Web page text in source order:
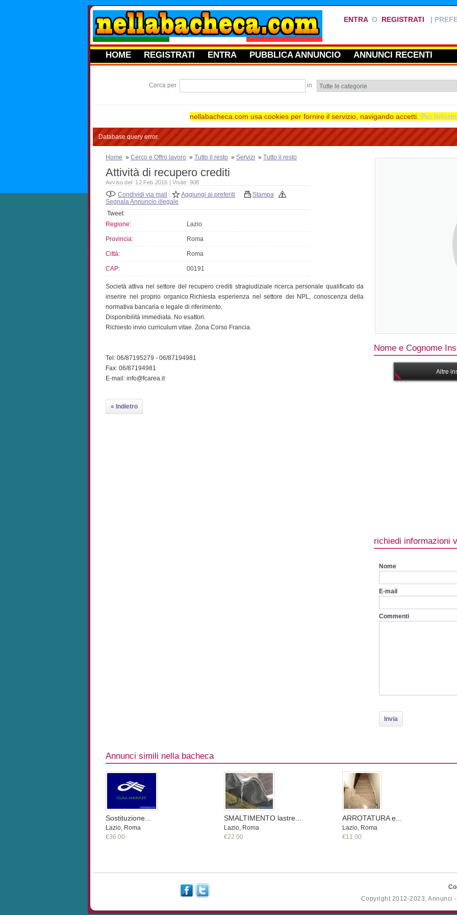
ENTRAO REGISTRATI |
HOME REGISTRATI ENTRA PUBBLICA ANNUNCIO ANNUNCI RECENTI
Cerca per in
nellabacheca.com usa cookies per fornire il servizio, navigando accetti. Per
Database query error.
Home » Cerco e Offro lavoro » Tutto il resto » Servizi » Tutto il resto
Attività di recupero crediti
Avviso del 12 Feb 2016 | Visite: 908
Condividi via mail Aggiungi ai preferiti
Stampa
Segnala Annuncio illegale
Tweet
Regione:
Lazio
Provincia: Roma
Città: Roma
CAP: 00191
Società attiva nel settore del recupero crediti stragiudiziale ricerca personale qualificato da
inserire nel proprio organico.Richiesta esperienza nel settore dei NPL, conoscenza della
normativa bancaria e legale di riferimento.
Disponibilità immediata. No esattori.
Richiesto invio curriculum vitae. Zona Corso Francia.
Tel: 06/87195279 - 06/87194981
Fax: 06/87194981
E-mail: info@fcarea.it
« Indietro
Nome e Cognome
Altre
richiedi informazioni
Nome
E-mail
Commenti
Annunci simili nella bacheca
Sostituzione...
Lazio, Roma
€36.00
SMALTIMENTO lastre...
Lazio, Roma
€22.00
ARROTATURA e...
Lazio, Roma
€11.00
Copyright 2012-2023, Annunci